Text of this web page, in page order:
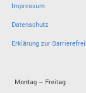
Impressum
Datenschutz
Erklärung zur
Montag – Freitag